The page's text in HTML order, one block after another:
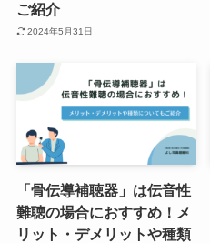
ご紹介
2024年5月31日
「骨伝導補聴器」は伝音性
難聴の場合におすすめ！メ
リット・デメリットや種類